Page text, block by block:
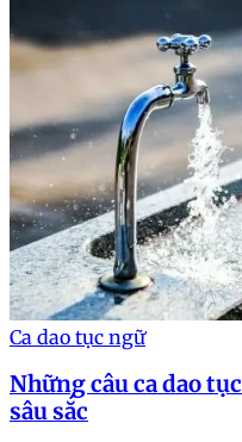
Ca dao tục ngữ
Những câu ca dao
sâu sắc